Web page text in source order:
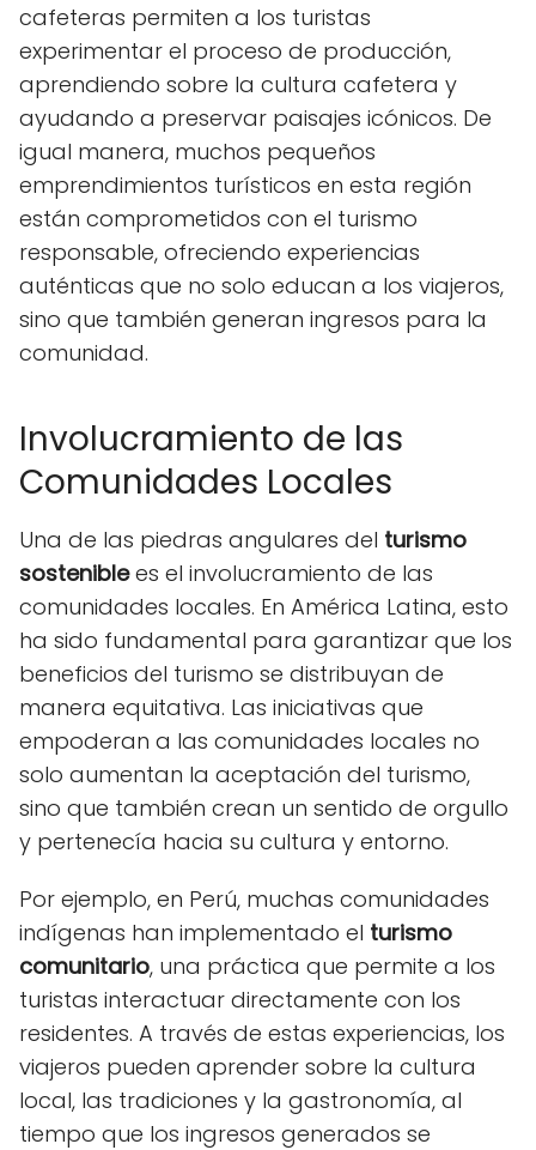
cafeteras permiten a los turistas
experimentar el proceso de producción,
aprendiendo sobre la cultura cafetera y
ayudando a preservar paisajes icónicos. De
igual manera, muchos pequeños
emprendimientos turísticos en esta región
están comprometidos con el turismo
responsable, ofreciendo experiencias
auténticas que no solo educan a los viajeros,
sino que también generan ingresos para la
comunidad.
Involucramiento de las
Comunidades Locales
Una de las piedras angulares del turismo
sosteniblees el involucramiento de las
comunidades locales. En América Latina, esto
ha sido fundamental para garantizar que los
beneficios del turismo se distribuyan de
manera equitativa. Las iniciativas que
empoderan a las comunidades locales no
solo aumentan la aceptación del turismo,
sino que también crean un sentido de orgullo
y pertenecía hacia su cultura y entorno.
Por ejemplo, en Perú, muchas comunidades
indígenas han implementado el turismo
comunitario, una práctica que permite a los
turistas interactuar directamente con los
residentes. A través de estas experiencias, los
viajeros pueden aprender sobre la cultura
local, las tradiciones y la gastronomía, al
tiempo que los ingresos generados se